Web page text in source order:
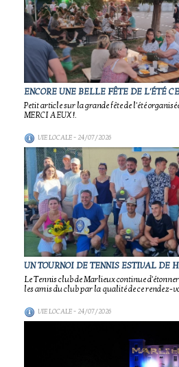
ENCORE UNE BELLE FÊTE DE L'ÉTÉ
Petit article sur la grande fête de l'été
MERCI A EUX !.
VIE LOCALE- 24/07/2026
UN TOURNOI DE TENNIS ESTIVAL DE
Le Tennis club de Marlieux continue
les amis du club par la qualité de ce rendez-
VIE LOCALE- 24/07/2026